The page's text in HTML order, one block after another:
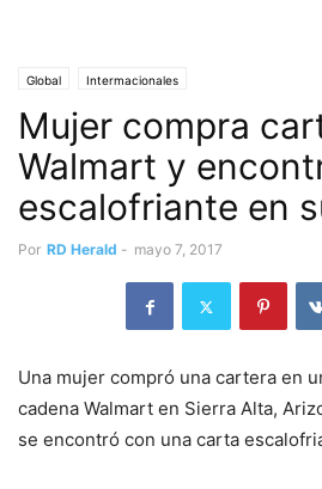
Global Intermacionales
Mujer compra
Walmart y
escalofriante en
Por RD Herald - mayo 7, 2017
Una mujer compró una cartera en
cadena Walmart en Sierra Alta,
se encontró con una carta